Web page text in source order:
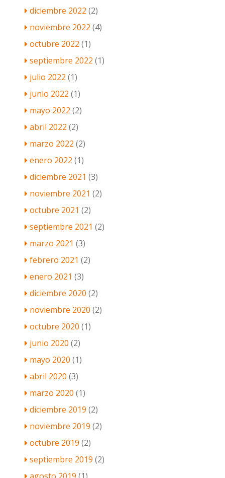
diciembre 2022 (2)
noviembre 2022 (4)
octubre 2022 (1)
septiembre 2022 (1)
julio 2022 (1)
junio 2022 (1)
mayo 2022 (2)
abril 2022 (2)
marzo 2022 (2)
enero 2022 (1)
diciembre 2021 (3)
noviembre 2021 (2)
octubre 2021 (2)
septiembre 2021 (2)
marzo 2021 (3)
febrero 2021 (2)
enero 2021 (3)
diciembre 2020 (2)
noviembre 2020 (2)
octubre 2020 (1)
junio 2020 (2)
mayo 2020 (1)
abril 2020 (3)
marzo 2020 (1)
diciembre 2019 (2)
noviembre 2019 (2)
octubre 2019 (2)
septiembre 2019 (2)